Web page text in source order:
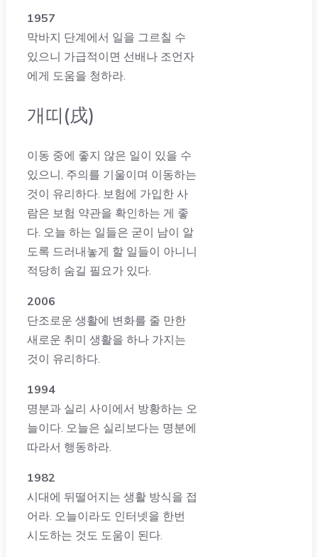
1957
막바지 단계에서 일을 그르칠 수
있으니 가급적이면 선배나 조언자
에게 도움을 청하라.
개띠(戌)
이동 중에 좋지 않은 일이 있을 수
있으니, 주의를 기울이며 이동하는
것이 유리하다. 보험에 가입한 사
람은 보험 약관을 확인하는 게 좋
다. 오늘 하는 일들은 굳이 남이 알
도록 드러내놓게 할 일들이 아니니
적당히 숨길 필요가 있다.
2006
단조로운 생활에 변화를 줄 만한
새로운 취미 생활을 하나 가지는
것이 유리하다.
1994
명분과 실리 사이에서 방황하는 오
늘이다. 오늘은 실리보다는 명분에
따라서 행동하라.
1982
시대에 뒤떨어지는 생활 방식을 접
어라. 오늘이라도 인터넷을 한번
시도하는 것도 도움이 된다.